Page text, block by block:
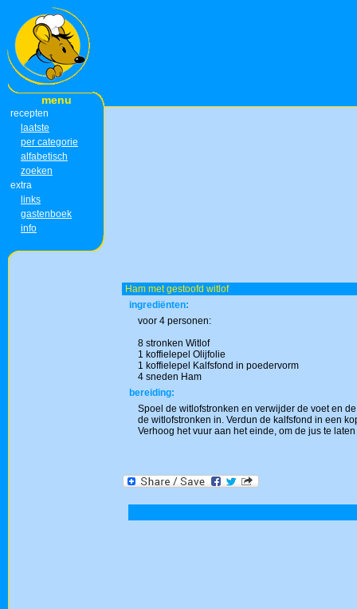
menu
recepten
laatste
per categorie
alfabetisch
zoeken
extra
links
gastenboek
info
Ham met gestoofd witlof
ingrediënten:
voor 4 personen:
8 stronken Witlof
1 koffielepel Olijfolie
1 koffielepel Kalfsfond in poedervorm
4 sneden Ham
bereiding:
Spoel de witlofstronken en verwijder de voet en
de witlofstronken in. Verdun de kalfsfond in een
Verhoog het vuur aan het einde, om de jus te